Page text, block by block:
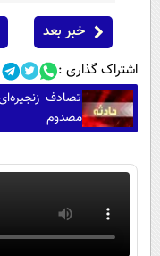
خبر بعد
اشتراک گذاری :
مصدوم